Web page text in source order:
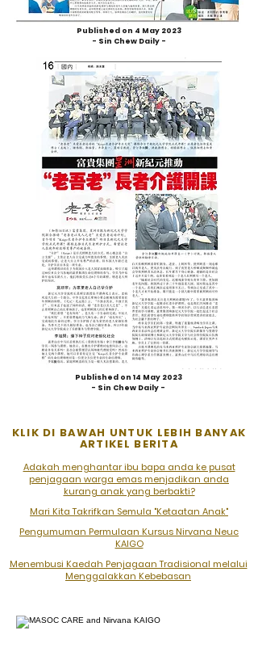
Published on 4 May 2023
- Sin Chew Daily -
Published on 14 May 2023
- Sin Chew Daily -
KLIK DI BAWAH UNTUK LEBIH BANYAK
ARTIKEL BERITA
Adakah menghantar ibu bapa anda ke pusat
penjagaan warga emas menjadikan anda
kurang anak yang berbakti?
Mari Kita Takrifkan Semula "Ketaatan Anak"
Pengumuman Permulaan Kursus Nirvana Neuc
KAIGO
Menembusi Kaedah Penjagaan Tradisional melalui
Menggalakkan Kebebasan